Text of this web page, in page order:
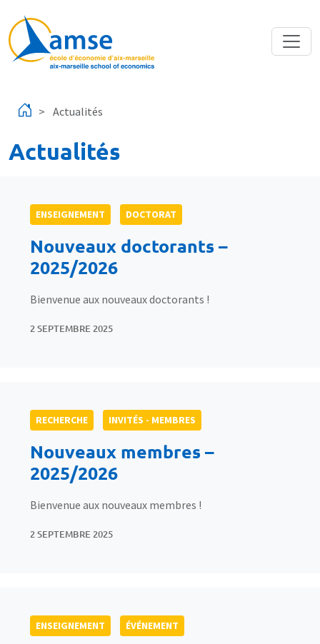
Actualités
Actualités
ENSEIGNEMENT DOCTORAT
Nouveaux doctorants –
2025/2026
Bienvenue aux nouveaux doctorants !
2 SEPTEMBRE 2025
RECHERCHE INVITÉS - MEMBRES
Nouveaux membres –
2025/2026
Bienvenue aux nouveaux membres !
2 SEPTEMBRE 2025
ENSEIGNEMENT ÉVÉNEMENT